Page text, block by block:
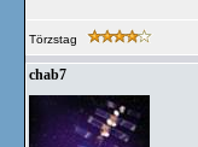
Törzstag
chab7